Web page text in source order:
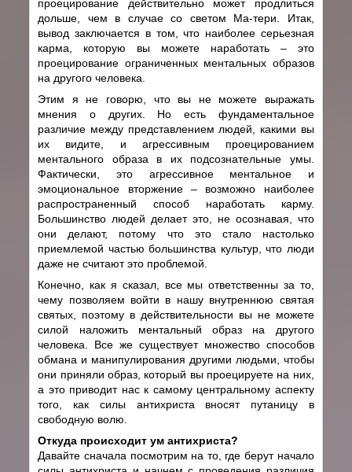
проецирование действительно может продлиться
дольше, чем в случае со светом Ма-тери. Итак,
вывод заключается в том, что наиболее серьезная
карма, которую вы можете наработать – это
проецирование ограниченных ментальных образов
на другого человека.
Этим я не говорю, что вы не можете выражать
мнения о других. Но есть фундаментальное
различие между представлением людей, какими вы
их видите, и агрессивным проецированием
ментального образа в их подсознательные умы.
Фактически, это агрессивное ментальное и
эмоциональное вторжение – возможно наиболее
распространенный способ наработать карму.
Большинство людей делает это, не осознавая, что
они делают, потому что это стало настолько
приемлемой частью большинства культур, что люди
даже не считают это проблемой.
Конечно, как я сказал, все мы ответственны за то,
чему позволяем войти в нашу внутреннюю святая
святых, поэтому в действительности вы не можете
силой наложить ментальный образ на другого
человека. Все же существует множество способов
обмана и манипулирования другими людьми, чтобы
они приняли образ, который вы проецируете на них,
а это приводит нас к самому центральному аспекту
того, как силы антихриста вносят путаницу в
свободную волю.
Откуда происходит ум антихриста?
Давайте сначала посмотрим на то, где берут начало